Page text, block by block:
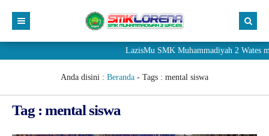
LazisMu SMK Muhammadiyah 2 Wates
Anda disini : Beranda - Tags : mental siswa
Tag : mental siswa